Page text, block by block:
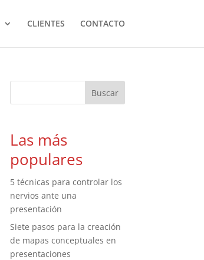
CLIENTES CONTACTO
Las más
populares
5 técnicas para controlar los
nervios ante una
presentación
Siete pasos para la creación
de mapas conceptuales en
presentaciones